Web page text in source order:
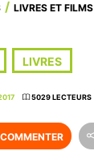
LIVRES ET FILMS
LIVRES
5029 LECTEURS
COMMENTER